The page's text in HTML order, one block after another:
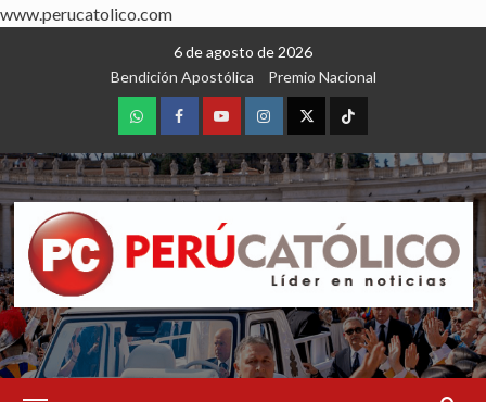
www.perucatolico.com
6 de agosto de 2026
Bendición Apostólica
Premio Nacional
WhatsAppFacebookYoutubeInstagram
X TikTok